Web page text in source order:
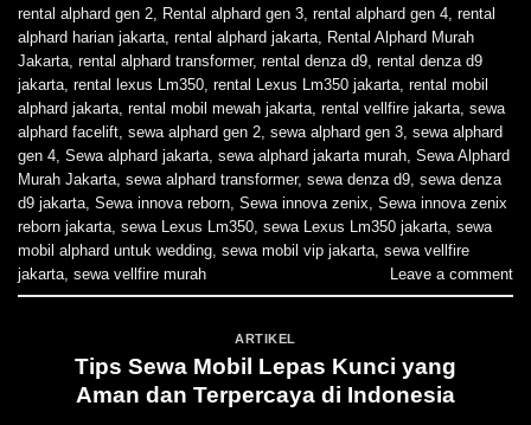
rental alphard gen 2 Rental alphard gen 3 rental alphard gen 4 rental
alphard harian jakarta rental alphard jakarta Rental Alphard Murah
Jakarta rental alphard transformer, rental denza d9 rental denza d9
jakarta rental lexus Lm350 rental Lexus Lm350 jakarta rental mobil
alphard jakarta rental mobil mewah jakarta rental vellfire jakarta sewa
alphard facelift sewa alphard gen 2 sewa alphard gen 3 sewa alphard
gen 4 Sewa alphard jakarta sewa alphard jakarta murah Sewa Alphard
Murah Jakarta sewa alphard transformer, sewa denza d9 sewa denza
d9 jakarta Sewa innova reborn Sewa innova zenix Sewa innova zenix
reborn jakarta sewa Lexus Lm350 sewa Lexus Lm350 jakarta sewa
mobil alphard untuk wedding sewa mobil vip jakarta sewa vellfire
jakarta sewa vellfire murah Leave a comment
ARTIKEL
Tips Sewa Mobil Lepas Kunci yang
Aman dan Terpercaya di Indonesia